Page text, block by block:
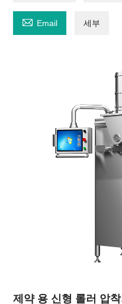
 Email 세부
제약 용 신형 롤러 압